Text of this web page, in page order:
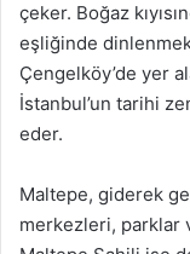
çeker. Boğaz
eşliğinde
Çengelköy’de yer
İstanbul’un tarihi
eder.
Maltepe, giderek
merkezleri, parklar